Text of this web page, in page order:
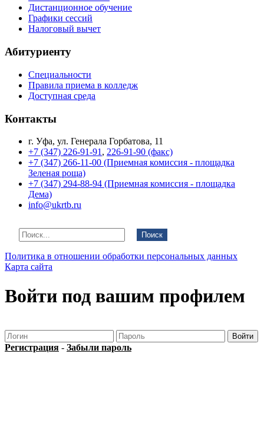
Дистанционное обучение
Графики сессий
Налоговый вычет
Абитуриенту
Специальности
Правила приема в колледж
Доступная среда
Контакты
г. Уфа, ул. Генерала Горбатова, 11
+7 (347) 226-91-91 , 226-91-90 (факс)
+7 (347) 266-11-00 (Приемная комиссия - площадка
Зеленая роща)
+7 (347) 294-88-94 (Приемная комиссия - площадка
Дема)
info@ukrtb.ru
Поиск
Политика в отношении обработки персональных данных
Карта сайта
Войти под вашим профилем
Регистрация - Забыли пароль